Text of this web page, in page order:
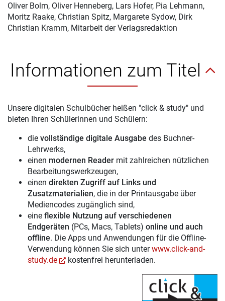
Oliver Bolm, Oliver Henneberg, Lars Hofer, Pia Lehmann,
Moritz Raake, Christian Spitz, Margarete Sydow, Dirk
Christian Kramm, Mitarbeit der Verlagsredaktion
Informationen zum Titel
Unsere digitalen Schulbücher heißen "click & study" und
bieten Ihren Schülerinnen und Schülern:
die vollständige digitale Ausgabe des Buchner-
Lehrwerks,
einen modernen Reader mit zahlreichen nützlichen
Bearbeitungswerkzeugen,
einen direkten Zugriff auf Links und
Zusatzmaterialien, die in der Printausgabe über
Mediencodes zugänglich sind,
eine flexible Nutzung auf verschiedenen
Endgeräten (PCs, Macs, Tablets) online und auch
offline. Die Apps und Anwendungen für die Offline-
Verwendung können Sie sich unterwww.click-and-
study.de
kostenfrei herunterladen.